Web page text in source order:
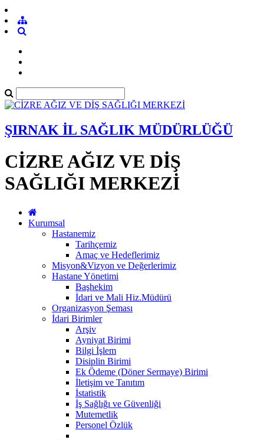
ŞIRNAK İL SAĞLIK MÜDÜRLÜĞÜ
CİZRE AĞIZ VE DİŞ
SAĞLIĞI MERKEZİ
Kurumsal
Hastanemiz
Tarihçemiz
Amaç ve Hedeflerimiz
Misyon&Vizyon ve Değerlerimiz
Hastane Yönetimi
Başhekim
İdari ve Mali Hiz.Müdürü
Organizasyon Şeması
İdari Birimler
Arşiv
Ayniyat Birimi
Bilgi İşlem
Disiplin Birimi
Ek Ödeme (Döner Sermaye) Birimi
İletişim ve Tanıtım
İstatistik
İş Sağlığı ve Güvenliği
Mutemetlik
Personel Özlük